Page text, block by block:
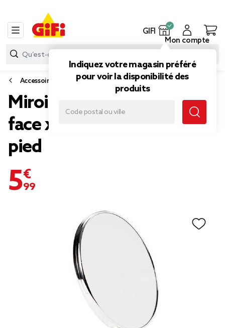
GIFI
Indiquez votre magasin préféré
pour voir la disponibilité des
produits
Mon compte
Accessoires salle de bain
Miroir grossissant double
face x1/x3 inclinable sur
pied
5,99 €